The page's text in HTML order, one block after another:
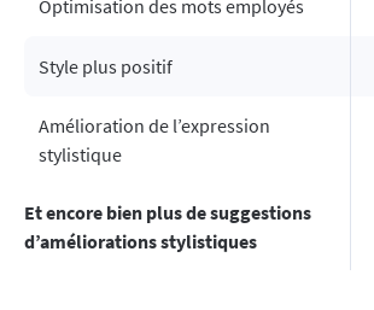
Optimisation des mots employés
Style plus positif
Amélioration de l’expression
stylistique
Et encore bien plus de suggestions
d’améliorations stylistiques